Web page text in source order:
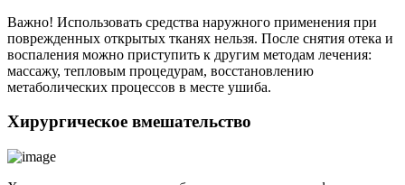
Важно! Использовать средства наружного применения при
поврежденных открытых тканях нельзя. После снятия отека и
воспаления можно приступить к другим методам лечения:
массажу, тепловым процедурам, восстановлению
метаболических процессов в месте ушиба.
Хирургическое вмешательство